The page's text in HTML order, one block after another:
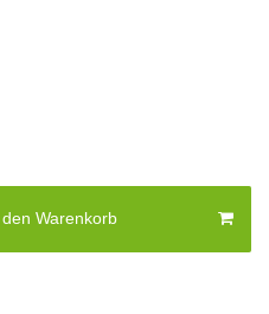
den Warenkorb